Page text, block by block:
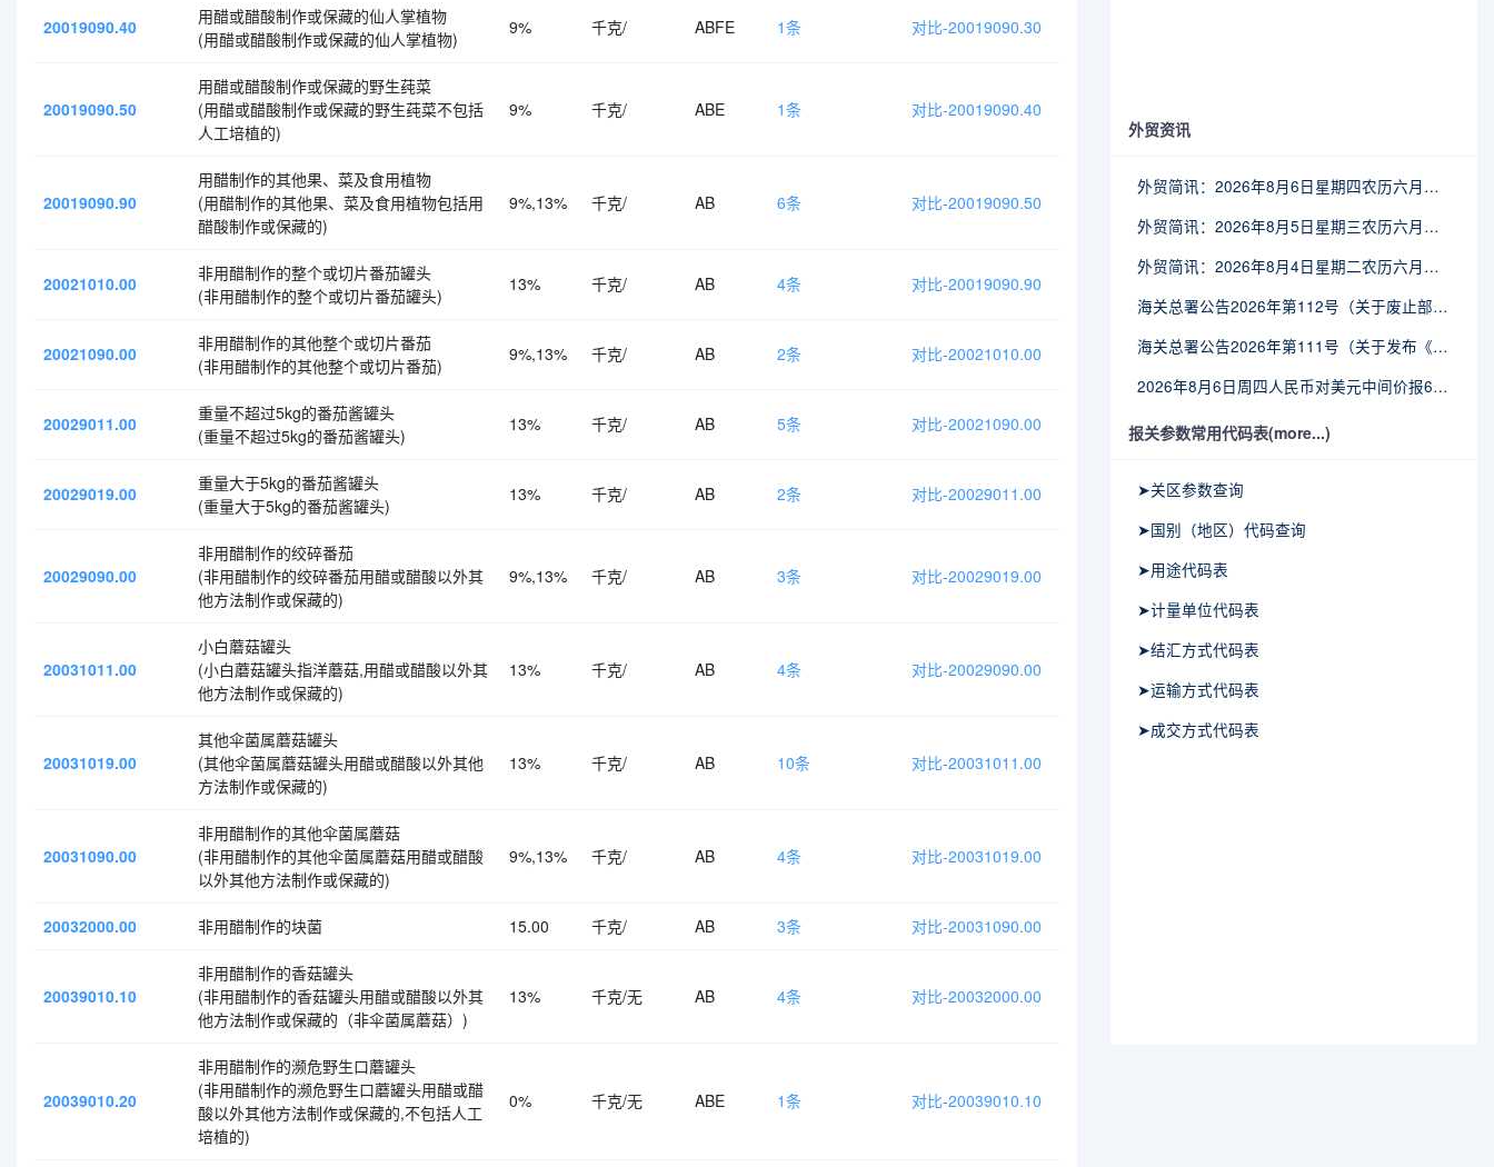
20019090.40
用醋或醋酸制作或保藏的仙人掌植物
(用醋或醋酸制作或保藏的仙人掌植物)
9% 千克/ ABFE 1条 对比-20019090.30
20019090.50
用醋或醋酸制作或保藏的野生莼菜
(用醋或醋酸制作或保藏的野生莼菜不包括
人工培植的)
9% 千克/ ABE 1条 对比-20019090.40
20019090.90
用醋制作的其他果、菜及食用植物
(用醋制作的其他果、菜及食用植物包括用
醋酸制作或保藏的)
9%,13% 千克/ AB 6条 对比-20019090.50
20021010.00
非用醋制作的整个或切片番茄罐头
(非用醋制作的整个或切片番茄罐头)
13% 千克/ AB 4条 对比-20019090.90
20021090.00
非用醋制作的其他整个或切片番茄
(非用醋制作的其他整个或切片番茄)
9%,13% 千克/ AB 2条 对比-20021010.00
20029011.00
重量不超过5kg的番茄酱罐头
(重量不超过5kg的番茄酱罐头)
13% 千克/ AB 5条 对比-20021090.00
20029019.00
重量大于5kg的番茄酱罐头
(重量大于5kg的番茄酱罐头)
13% 千克/ AB 2条 对比-20029011.00
20029090.00
非用醋制作的绞碎番茄
(非用醋制作的绞碎番茄用醋或醋酸以外其
他方法制作或保藏的)
9%,13% 千克/ AB 3条 对比-20029019.00
20031011.00
小白蘑菇罐头
(小白蘑菇罐头指洋蘑菇,用醋或醋酸以外其
他方法制作或保藏的)
13% 千克/ AB 4条 对比-20029090.00
20031019.00
其他伞菌属蘑菇罐头
(其他伞菌属蘑菇罐头用醋或醋酸以外其他
方法制作或保藏的)
13% 千克/ AB 10条 对比-20031011.00
20031090.00
非用醋制作的其他伞菌属蘑菇
(非用醋制作的其他伞菌属蘑菇用醋或醋酸
以外其他方法制作或保藏的)
9%,13% 千克/ AB 4条 对比-20031019.00
20032000.00 非用醋制作的块菌 15.00 千克/ AB 3条 对比-20031090.00
20039010.10
非用醋制作的香菇罐头
(非用醋制作的香菇罐头用醋或醋酸以外其
他方法制作或保藏的（非伞菌属蘑菇）)
13% 千克/无 AB 4条 对比-20032000.00
20039010.20
非用醋制作的濒危野生口蘑罐头
(非用醋制作的濒危野生口蘑罐头用醋或醋
酸以外其他方法制作或保藏的,不包括人工
培植的)
0% 千克/无 ABE 1条 对比-20039010.10
外贸资讯
外贸简讯：2026年8月6日星期四农历六月廿四
外贸简讯：2026年8月5日星期三农历六月廿三
外贸简讯：2026年8月4日星期二农历六月廿二
海关总署公告2026年第112号（关于废止部分卫生检疫类规范性文件的公告）
海关总署公告2026年第111号（关于发布《进出境动植物检疫处理监督管理工作规定》《进出境卫生处理监督管理工作规定》的公告）
2026年8月6日周四人民币对美元中间价报6.7895调贬6个基点
报关参数常用代码表(more...)
➤关区参数查询
➤国别（地区）代码查询
➤用途代码表
➤计量单位代码表
➤结汇方式代码表
➤运输方式代码表
➤成交方式代码表